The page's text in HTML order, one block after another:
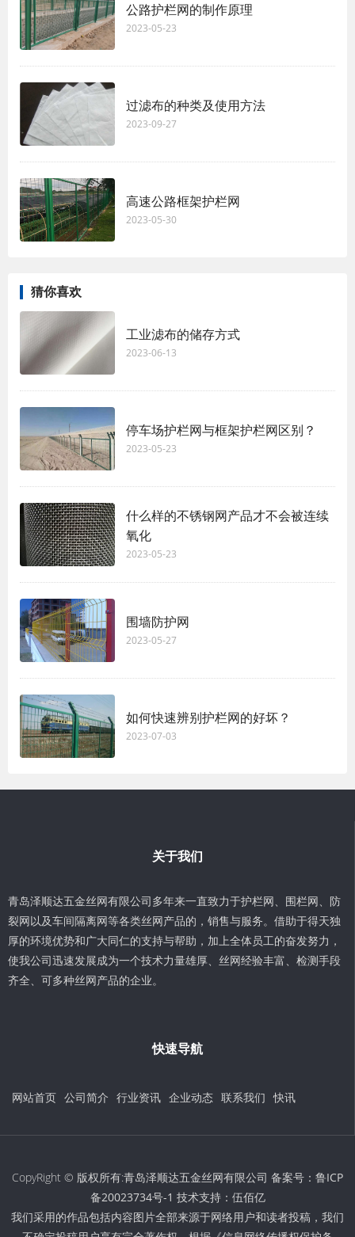
公路护栏网的制作原理
2023-05-23
过滤布的种类及使用方法
2023-09-27
高速公路框架护栏网
2023-05-30
猜你喜欢
工业滤布的储存方式
2023-06-13
停车场护栏网与框架护栏网区别？
2023-05-23
什么样的不锈钢网产品才不会被连续
氧化
2023-05-23
围墙防护网
2023-05-27
如何快速辨别护栏网的好坏？
2023-07-03
关于我们
青岛泽顺达五金丝网有限公司多年来一直致力于护栏网、围栏网、防
裂网以及车间隔离网等各类丝网产品的，销售与服务。借助于得天独
厚的环境优势和广大同仁的支持与帮助，加上全体员工的奋发努力，
使我公司迅速发展成为一个技术力量雄厚、丝网经验丰富、检测手段
齐全、可多种丝网产品的企业。
快速导航
网站首页 公司简介 行业资讯 企业动态 联系我们 快讯
CopyRight © 版权所有:青岛泽顺达五金丝网有限公司 备案号： 鲁ICP
备20023734号-1 技术支持： 伍佰亿
我们采用的作品包括内容图片全部来源于网络用户和读者投稿，我们